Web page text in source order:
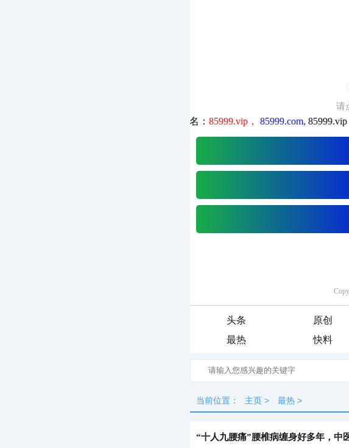
头条 原创
最热
快料
当前位置： 主页 > 最热 >
“十人九腰痛”腰椎病缠身好多年，中